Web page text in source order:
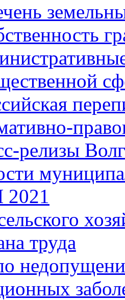
релизы
труда